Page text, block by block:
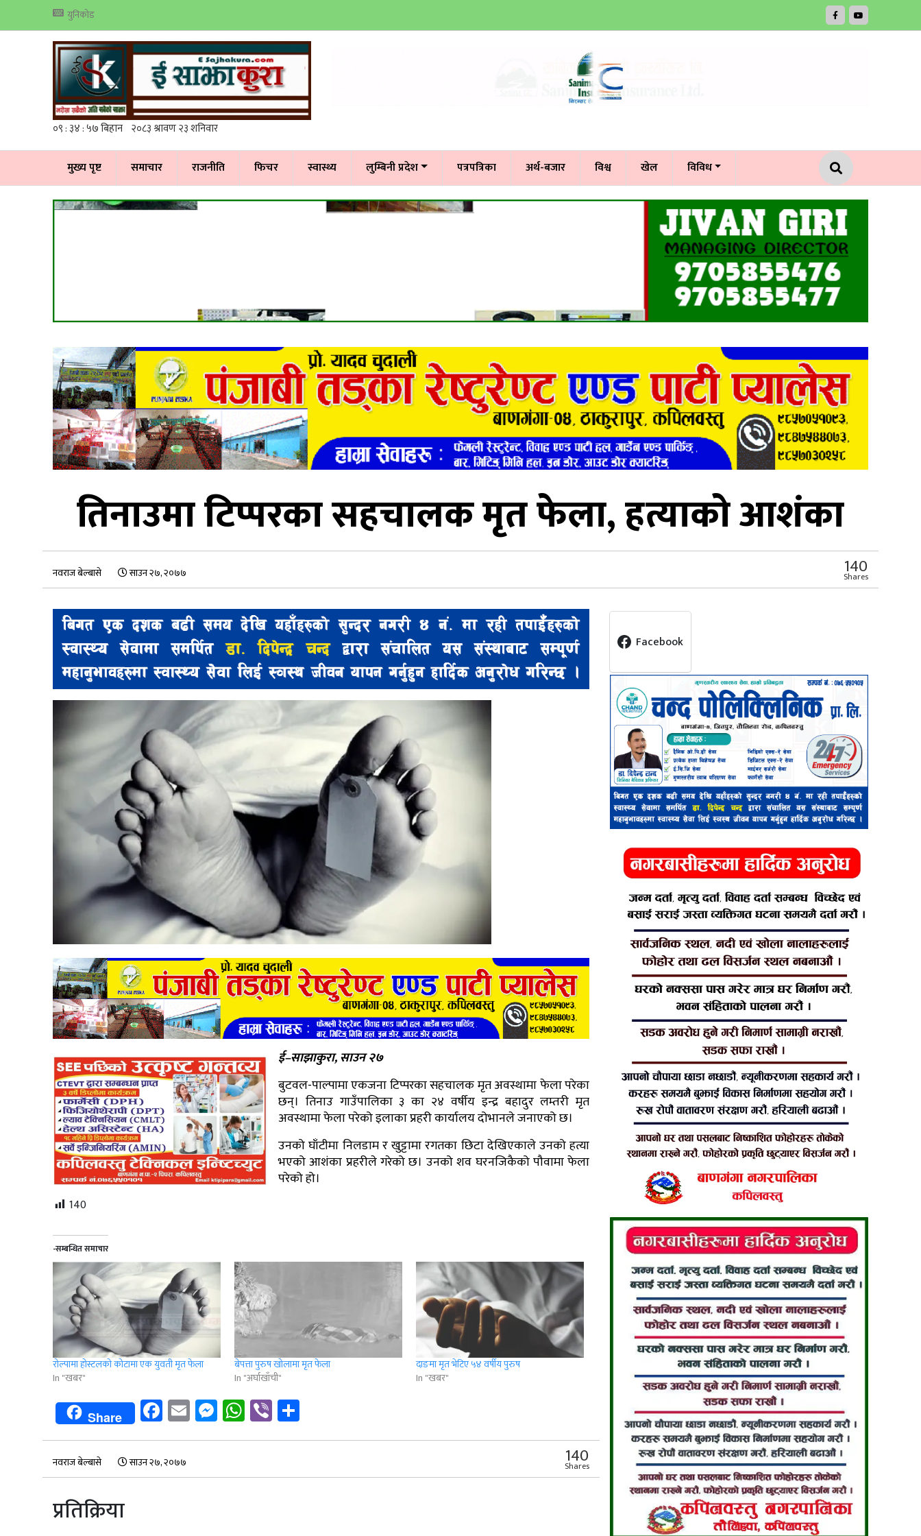
युनिकोड
मुख्य पृष्ट समाचार राजनीति फिचर स्वास्थ्य लुम्बिनी प्रदेश पत्रपत्रिका अर्थ-बजार विश्व खेल विविध
तिनाउमा टिप्परका सहचालक मृत फेला, हत्याको आशंका
नवराज बेल्बासे साउन २७, २०७७ 140
Shares
ई–साझाकुरा, साउन २७
बुटवल-पाल्पामा एकजना टिप्परका सहचालक मृत अवस्थामा फेला परेका
छन्। तिनाउ गाउँपालिका ३ का २४ वर्षीय इन्द्र बहादुर लम्तरी मृत
अवस्थामा फेला परेको इलाका प्रहरी कार्यालय दोभानले जनाएको छ।
उनको घाँटीमा निलडाम र खुट्टामा रगतका छिटा देखिएकाले उनको हत्या
भएको आशंका प्रहरीले गरेको छ। उनको शव घरनजिकैको पौवामा फेला
परेको हो।
140
-सम्बन्धित समाचार
रोल्पामा होस्टलको कोटामा एक युवती मृत फेला
In "खबर"
बेपत्ता पुरुष खोलामा मृत फेला
In "अर्घाखाँची"
दाङमा मृत भेटिए ५४ वर्षीय पुरुष
In "खबर"
Share Facebook
EmailMessenger
WhatsApp
Viber
नवराज बेल्बासे साउन २७, २०७७ 140
Shares
प्रतिक्रिया
Facebook